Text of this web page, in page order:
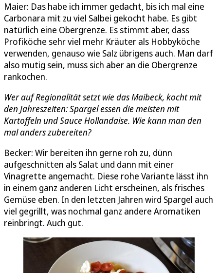
Maier: Das habe ich immer gedacht, bis ich mal eine
Carbonara mit zu viel Salbei gekocht habe. Es gibt
natürlich eine Obergrenze. Es stimmt aber, dass
Profiköche sehr viel mehr Kräuter als Hobbyköche
verwenden, genauso wie Salz übrigens auch. Man darf
also mutig sein, muss sich aber an die Obergrenze
rankochen.
Wer auf Regionalität setzt wie das Maibeck, kocht mit
den Jahreszeiten: Spargel essen die meisten mit
Kartoffeln und Sauce Hollandaise. Wie kann man den
mal anders zubereiten?
Becker: Wir bereiten ihn gerne roh zu, dünn
aufgeschnitten als Salat und dann mit einer
Vinagrette angemacht. Diese rohe Variante lässt ihn
in einem ganz anderen Licht erscheinen, als frisches
Gemüse eben. In den letzten Jahren wird Spargel auch
viel gegrillt, was nochmal ganz andere Aromatiken
reinbringt. Auch gut.